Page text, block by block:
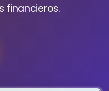
financieros.